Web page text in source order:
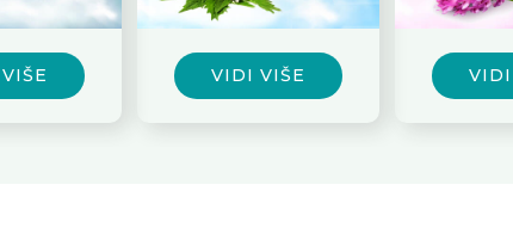
VIDI VIŠE VIDI VIŠE